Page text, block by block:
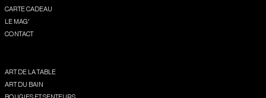
CARTE CADEAU
LE MAG'
CONTACT
ART DE LA TABLE
ART DU BAIN